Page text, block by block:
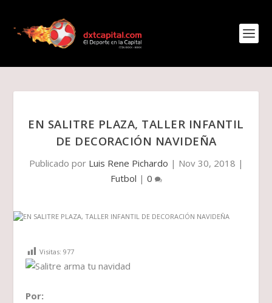
EN SALITRE PLAZA, TALLER INFANTIL
DE DECORACIÓN NAVIDEÑA
Publicado por Luis Rene Pichardo | Nov 30, 2018 |
Futbol | 0
Visitas: 977
Por: